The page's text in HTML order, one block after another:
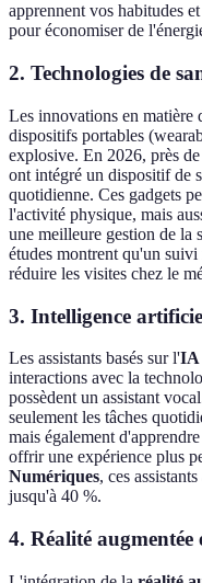
apprennent vos habitudes
pour économiser de
2. Technologies de
Les innovations en matière
dispositifs portables
explosive. En 2026, près
ont intégré un dispositif de
quotidienne. Ces gadgets
l'activité physique, mais
une meilleure gestion de la
études montrent qu'un
réduire les visites chez le
3. Intelligence
Les assistants basés sur l'IA
interactions avec la
possèdent un assistant
seulement les tâches
mais également
offrir une expérience plus
Numériques, ces
jusqu'à 40 %.
4. Réalité